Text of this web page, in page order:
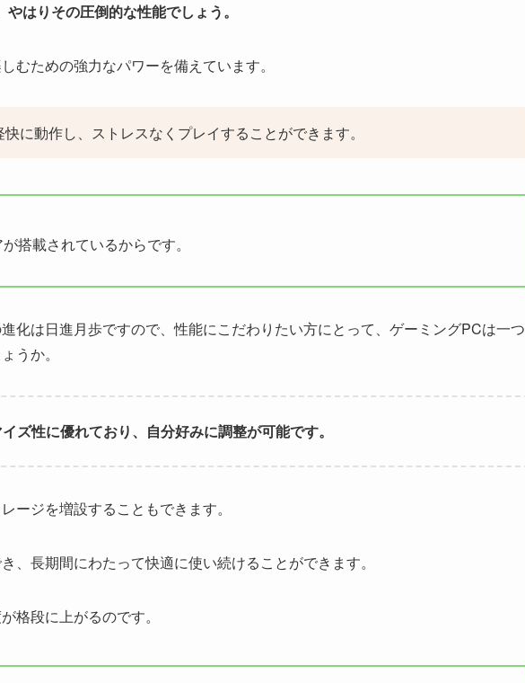
はりその圧倒的な性能でしょう。
むための強力なパワーを備えています。
に動作し、ストレスなくプレイすることができます。
搭載されているからです。
化は日進月歩ですので、性能にこだわりたい方にとって、ゲーミングPCは一つ
うか。
ズ性に優れており、自分好みに調整が可能です。
ージを増設することもできます。
、長期間にわたって快適に使い続けることができます。
格段に上がるのです。